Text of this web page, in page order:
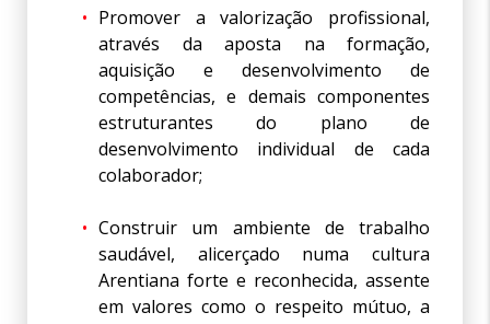
Promover a valorização profissional,
através da aposta na formação,
aquisição e desenvolvimento de
competências, e demais componentes
estruturantes do plano de
desenvolvimento individual de cada
colaborador;
Construir um ambiente de trabalho
saudável, alicerçado numa cultura
Arentiana forte e reconhecida, assente
em valores como o respeito mútuo, a